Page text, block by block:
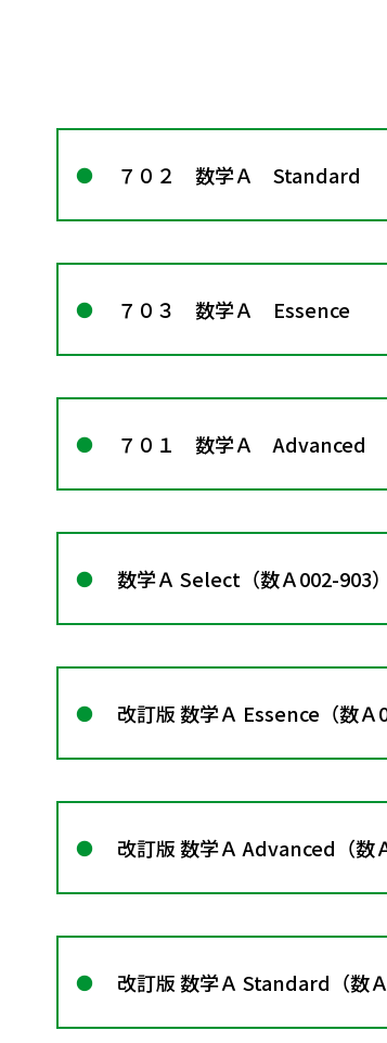
７０２ 数学Ａ Standard
７０３ 数学Ａ Essence
７０１ 数学Ａ Advanced
数学Ａ Select（数Ａ002-903）
改訂版 数学Ａ Essence（数Ａ
改訂版 数学Ａ Advanced（数
改訂版 数学Ａ Standard（数Ａ